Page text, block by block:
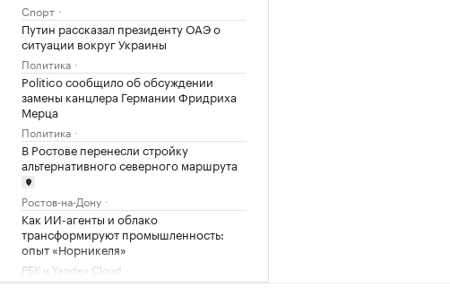
Спорт
Путин рассказал президенту ОАЭ о
ситуации вокруг Украины
Политика
Politico сообщило об обсуждении
замены канцлера Германии Фридриха
Мерца
Политика
В Ростове перенесли стройку
альтернативного северного маршрута
Ростов-на-Дону
Как ИИ-агенты и облако
трансформируют промышленность:
опыт «Норникеля»
РБК и Yandex Cloud
Три крупных порта Китая